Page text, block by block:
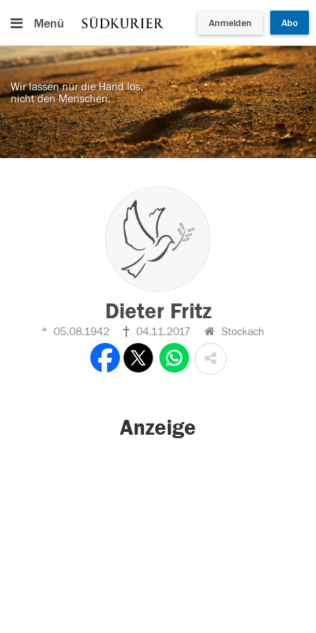
Menü Anmelden Abo
Wir lassen nur die Hand los,
nicht den Menschen.
Dieter Fritz
05.08.1942 04.11.2017 Stockach
Anzeige